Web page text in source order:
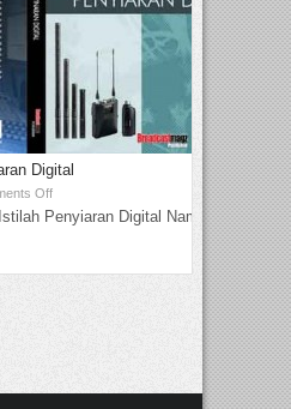
Digital
Off
Penyiaran Digital Nama